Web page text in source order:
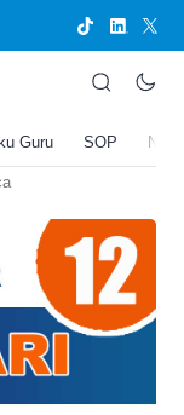
Guru SOP
Seni Tari